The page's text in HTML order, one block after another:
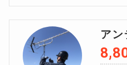
アン